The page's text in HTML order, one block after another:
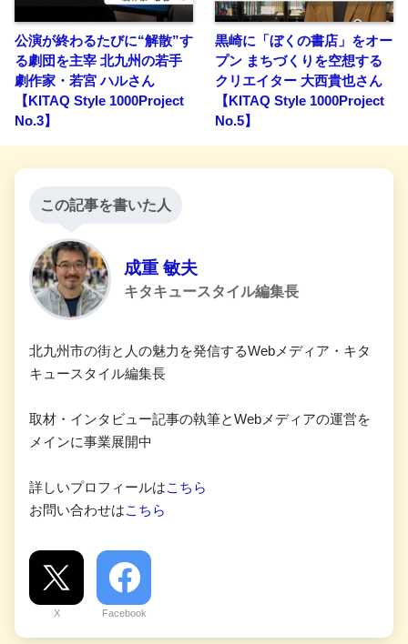
公演が終わるたびに“解散”す
る劇団を主宰 北九州の若手
劇作家・若宮 ハルさん
【KITAQ Style 1000Project
No.3】
黒崎に「ぼくの書店」をオー
プン まちづくりを空想する
クリエイター 大西貴也さん
【KITAQ Style 1000Project
No.5】
この記事を書いた人
成重 敏夫
キタキュースタイル編集長
北九州市の街と人の魅力を発信するWebメディア・キタ
キュースタイル編集長
取材・インタビュー記事の執筆とWebメディアの運営を
メインに事業展開中
詳しいプロフィールはこちら
お問い合わせはこちら
X Facebook